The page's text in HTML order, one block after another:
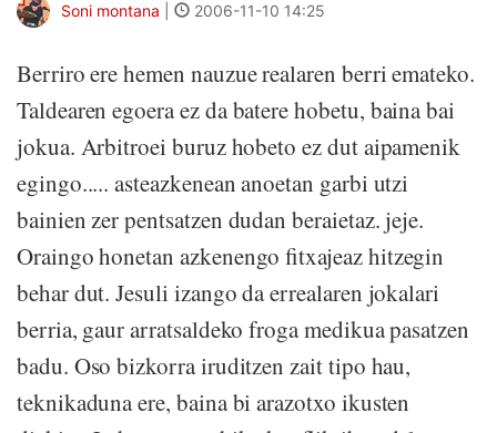
Soni montana 2006-11-10 14:25
Berriro ere hemen nauzue realaren berri emateko.
Taldearen egoera ez da batere hobetu, baina bai
jokua. Arbitroei buruz hobeto ez dut aipamenik
egingo..... asteazkenean anoetan garbi utzi
bainien zer pentsatzen dudan beraietaz. jeje.
Oraingo honetan azkenengo fitxajeaz hitzegin
behar dut. Jesuli izango da errealaren jokalari
berria, gaur arratsaldeko froga medikua pasatzen
badu. Oso bizkorra iruditzen zait tipo hau,
teknikaduna ere, baina bi arazotxo ikusten